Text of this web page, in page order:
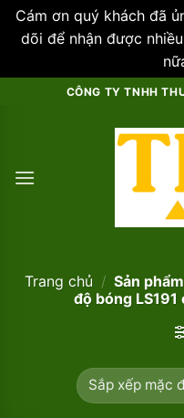
Cám ơn quý khách đã
dõi để nhận được
CÔNG TY TNHH
Trang chủ / Sản
độ bóng LS191